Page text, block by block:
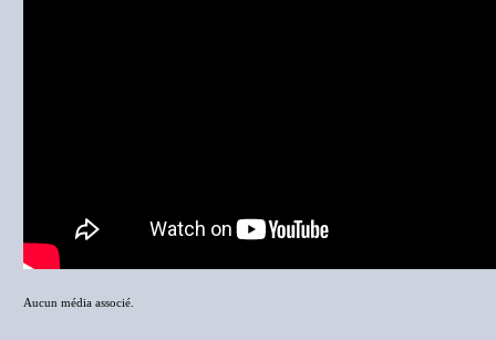
Aucun média associé.